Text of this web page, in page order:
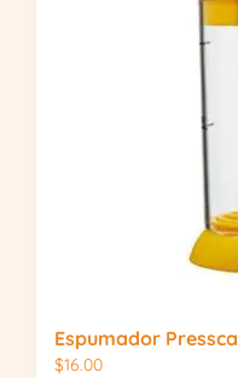
Espumador Pressca
$16.00